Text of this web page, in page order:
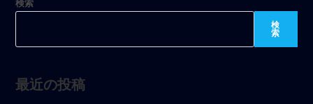
検索
検
索
最近の投稿